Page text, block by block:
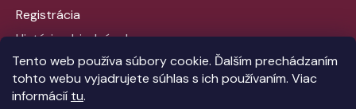
Tento web používa súbory cookie. Ďalším prechádzaním
tohto webu vyjadrujete súhlas s ich používaním. Viac
informácií tu.
Registrácia
História objednávok